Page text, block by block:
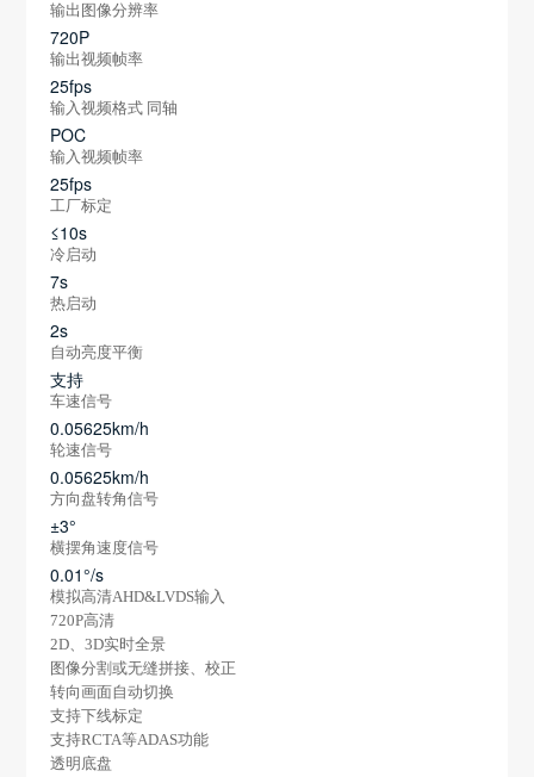
输出图像分辨率
720P
输出视频帧率
25fps
输入视频格式 同轴
POC
输入视频帧率
25fps
工厂标定
≤10s
冷启动
7s
热启动
2s
自动亮度平衡
支持
车速信号
0.05625km/h
轮速信号
0.05625km/h
方向盘转角信号
±3°
横摆角速度信号
0.01°/s
模拟高清AHD&LVDS输入
720P高清
2D、3D实时全景
图像分割或无缝拼接、校正
转向画面自动切换
支持下线标定
支持RCTA等ADAS功能
透明底盘